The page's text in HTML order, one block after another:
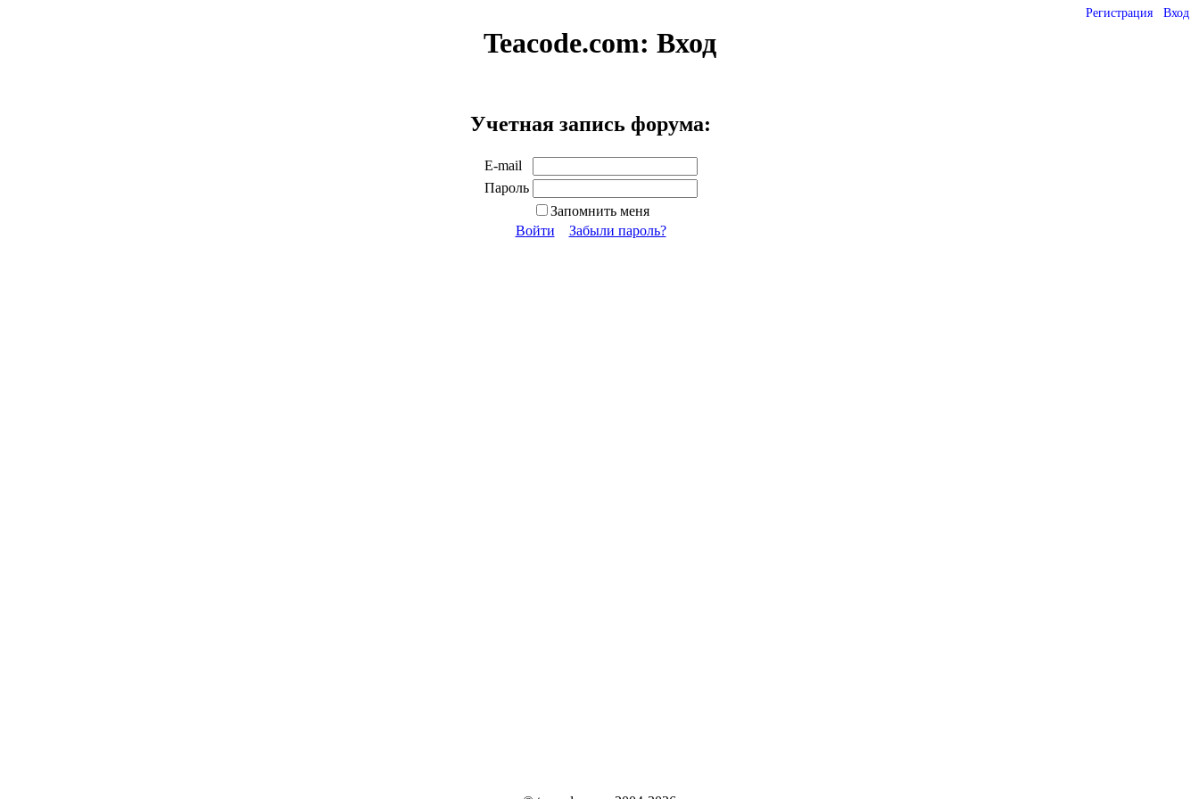
Регистрация Вход
Teacode.com: Вход
Учетная запись форума:
E-mail
Пароль
Запомнить меня
Войти
Забыли пароль?